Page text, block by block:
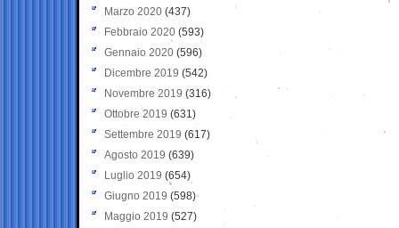
Marzo 2020 (437)
Febbraio 2020 (593)
Gennaio 2020 (596)
Dicembre 2019 (542)
Novembre 2019 (316)
Ottobre 2019 (631)
Settembre 2019 (617)
Agosto 2019 (639)
Luglio 2019 (654)
Giugno 2019 (598)
Maggio 2019 (527)